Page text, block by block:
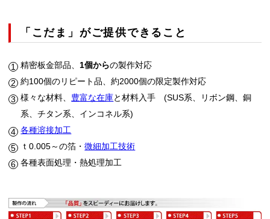
「こだま」がご提供できること
精密板金部品、 1個からの製作対応
約100個のリピート品、約2000個の限定製作対応
様々な材料、 豊富な在庫と材料入手 (SUS系、リボン鋼、銅
系、チタン系、インコネル系)
各種溶接加工
ｔ0.005～の箔・微細加工技術
各種表面処理・熱処理加工